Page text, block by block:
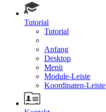
Tutorial
Tutorial
Anfang
Desktop
Menü
Module-Leiste
Koordinaten-Leiste